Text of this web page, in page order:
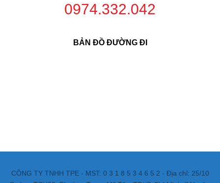
0974.332.042
BẢN ĐỒ ĐƯỜNG ĐI
CÔNG TY TNHH TPE - MST: 0 3 1 8 5 3 4 6 5 2 - Địa chỉ: 25/10